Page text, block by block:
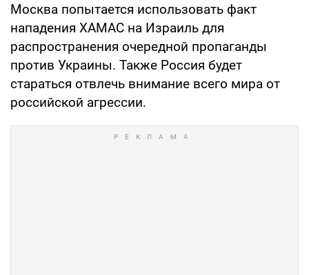
Москва попытается использовать факт
нападения ХАМАС на Израиль для
распространения очередной пропаганды
против Украины. Также Россия будет
стараться отвлечь внимание всего мира от
российской агрессии.